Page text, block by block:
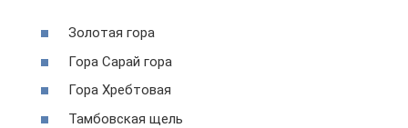
Золотая гора
Гора Сарай гора
Гора Хребтовая
Тамбовская щель